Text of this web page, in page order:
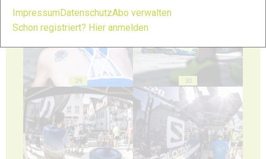
29 30
ImpressumDatenschutzAbo verwalten
Schon registriert? Hier anmelden